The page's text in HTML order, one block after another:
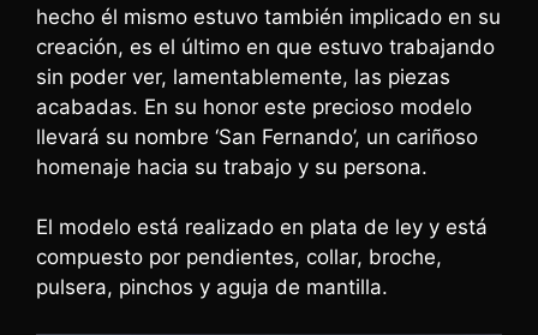
hecho él mismo estuvo también implicado en su
creación, es el último en que estuvo trabajando
sin poder ver, lamentablemente, las piezas
acabadas. En su honor este precioso modelo
llevará su nombre ‘San Fernando’, un cariñoso
homenaje hacia su trabajo y su persona.
El modelo está realizado en plata de ley y está
compuesto por pendientes, collar, broche,
pulsera, pinchos y aguja de mantilla.